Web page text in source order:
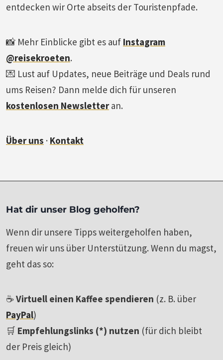
entdecken wir Orte abseits der Touristenpfade.
📸 Mehr Einblicke gibt es auf Instagram
@reisekroeten.
💌 Lust auf Updates, neue Beiträge und Deals rund
ums Reisen? Dann melde dich für unseren
kostenlosen Newsletteran.
Über uns · Kontakt
Hat dir unser Blog geholfen?
Wenn dir unsere Tipps weitergeholfen haben,
freuen wir uns über Unterstützung. Wenn du magst,
geht das so:
☕ Virtuell einen Kaffee spendieren (z. B. über
PayPal)
🛒 Empfehlungslinks (*) nutzen (für dich bleibt
der Preis gleich)